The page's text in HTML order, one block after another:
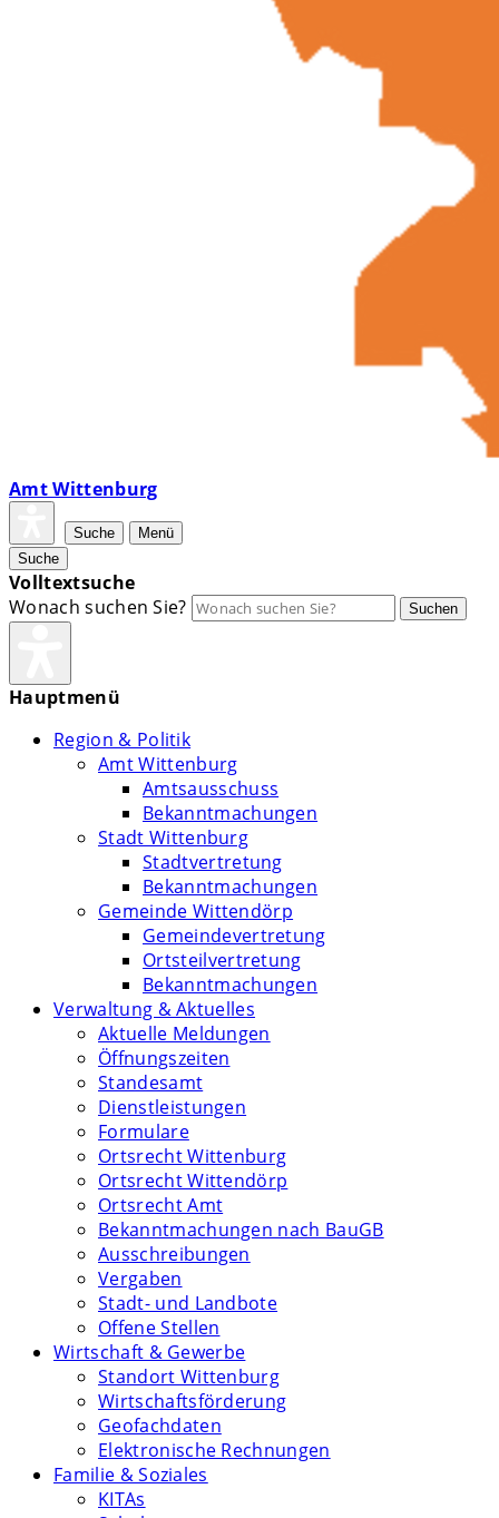
Amt Wittenburg
Suche
Menü
Suche
Volltextsuche
Wonach suchen Sie?
Suchen
Hauptmenü
Region & Politik
Amt Wittenburg
Amtsausschuss
Bekanntmachungen
Stadt Wittenburg
Stadtvertretung
Bekanntmachungen
Gemeinde Wittendörp
Gemeindevertretung
Ortsteilvertretung
Bekanntmachungen
Verwaltung & Aktuelles
Aktuelle Meldungen
Öffnungszeiten
Standesamt
Dienstleistungen
Formulare
Ortsrecht Wittenburg
Ortsrecht Wittendörp
Ortsrecht Amt
Bekanntmachungen nach BauGB
Ausschreibungen
Vergaben
Stadt- und Landbote
Offene Stellen
Wirtschaft & Gewerbe
Standort Wittenburg
Wirtschaftsförderung
Geofachdaten
Elektronische Rechnungen
Familie & Soziales
KITAs